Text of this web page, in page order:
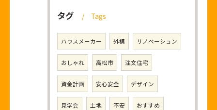
タグ Tags
ハウスメーカー 外構 リノベーション
おしゃれ 高松市 注文住宅
資金計画 安心安全 デザイン
見学会 土地 不安 おすすめ